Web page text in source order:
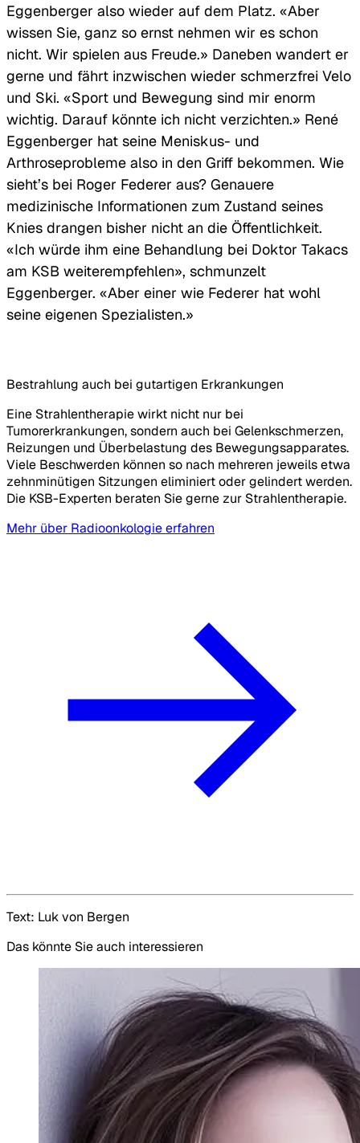
Eggenberger also wieder auf dem Platz. «Aber
wissen Sie, ganz so ernst nehmen wir es schon
nicht. Wir spielen aus Freude.» Daneben wandert er
gerne und fährt inzwischen wieder schmerzfrei Velo
und Ski. «Sport und Bewegung sind mir enorm
wichtig. Darauf könnte ich nicht verzichten.» René
Eggenberger hat seine Meniskus- und
Arthroseprobleme also in den Griff bekommen. Wie
sieht’s bei Roger Federer aus? Genauere
medizinische Informationen zum Zustand seines
Knies drangen bisher nicht an die Öffentlichkeit.
«Ich würde ihm eine Behandlung bei Doktor Takacs
am KSB weiterempfehlen», schmunzelt
Eggenberger. «Aber einer wie Federer hat wohl
seine eigenen Spezialisten.»
Bestrahlung auch bei gutartigen Erkrankungen
Eine Strahlentherapie wirkt nicht nur bei
Tumorerkrankungen, sondern auch bei Gelenkschmerzen,
Reizungen und Überbelastung des Bewegungsapparates.
Viele Beschwerden können so nach mehreren jeweils etwa
zehnminütigen Sitzungen eliminiert oder gelindert werden.
Die KSB-Experten beraten Sie gerne zur Strahlentherapie.
Mehr über Radioonkologie erfahren
Text: Luk von Bergen
Das könnte Sie auch interessieren